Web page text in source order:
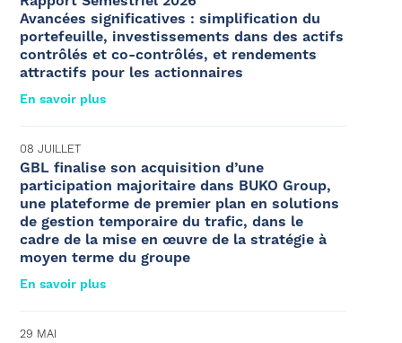
Avancées significatives : simplification du
portefeuille, investissements dans des actifs
contrôlés et co-contrôlés, et rendements
attractifs pour les actionnaires
En savoir plus
08 JUILLET
GBL finalise son acquisition d’une
participation majoritaire dans BUKO Group,
une plateforme de premier plan en solutions
de gestion temporaire du trafic, dans le
cadre de la mise en œuvre de la stratégie à
moyen terme du groupe
En savoir plus
29 MAI